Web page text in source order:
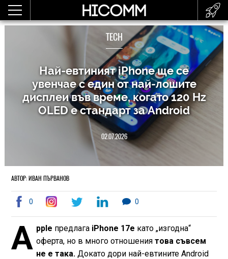
TECH
Най-евтиният iPhone ще се
увенчае с един от най-лошите
дисплеи във време, когато 120 Hz
OLED е стандарт за Android
02.07.2026
АВТОР: ИВАН ПЪРВАНОВ
0 0
A pple предлага iPhone 17e като „изгодна“
оферта, но в много отношения това съвсем
не е така. Докато дори най-евтините Android